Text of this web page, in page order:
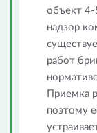
объект 4-
надзор
работ
Приемка
поэтому